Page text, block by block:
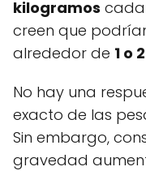
kilogramos cada
creen que
alrededor de 1 o
No hay una
exacto de las
Sin embargo,
gravedad